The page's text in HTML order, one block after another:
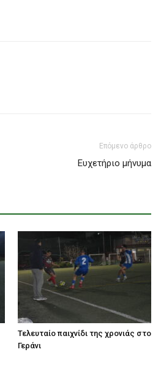
Επόμενο άρθρο
Ευχετήριο μήνυμα
Τελευταίο παιχνίδι της χρονιάς στο
Γεράνι